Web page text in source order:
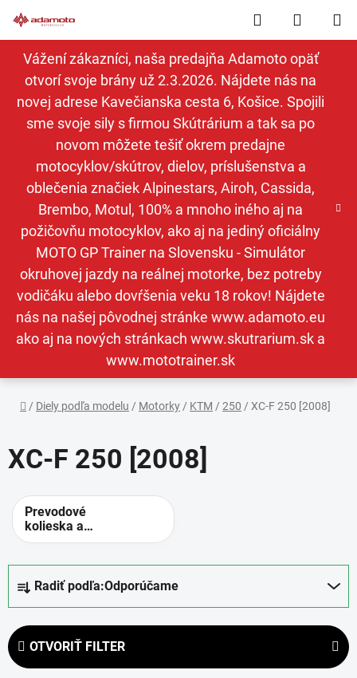
na
obsah
Vážení zákazníci, naša predajňa Adamoto opäť
otvorí svoje brány už 2.3.2026. Nájdete nás na
novej adrese Kavečianska cesta 6, Košice. Spojili
sme svoje sily s firmou Skútrárium a tak sa po
novom môžete tešiť okrem predajne
motocyklov/skútrov, dielov, príslušenstva a
oblečenia značiek Alpinestars, Airoh, Cassida,
Brembo, Motul, 100% a mnoho iného aj na
požičovňu motocyklov, ako aj na jediný oficiálny
MOTO GP Trainer na Slovensku - Simulátor
okruhovej jazdy na reálnej motorke, bez potreby
vodičáku alebo dovŕšenia veku 18 rokov! Nájdete
nás na našej pôvodnej stránke www.adamoto.eu
ako aj na nových stránkach www.skutrarium.sk a
www.mototrainer.sk
Hľadať
KOŠÍK
Domov
/ Diely podľa modelu / Motorky / KTM / 250 / XC-F 250 [2008]
XC-F 250 [2008]
Prevodové
kolieska a
rozety -
prevody
e
n
Radiť podľa:Odporúčame
OTVORIŤ FILTER